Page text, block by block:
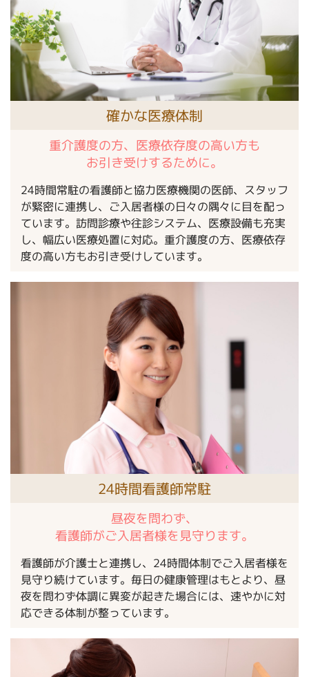
確かな医療体制
重介護度の方、医療依存度の高い方も
お引き受けするために。
24時間常駐の看護師と協力医療機関の医師、スタッフ
が緊密に連携し、ご入居者様の日々の隅々に目を配っ
ています。訪問診療や往診システム、医療設備も充実
し、幅広い医療処置に対応。重介護度の方、医療依存
度の高い方もお引き受けしています。
24時間看護師常駐
昼夜を問わず、
看護師がご入居者様を見守ります。
看護師が介護士と連携し、24時間体制でご入居者様を
見守り続けています。毎日の健康管理はもとより、昼
夜を問わず体調に異変が起きた場合には、速やかに対
応できる体制が整っています。